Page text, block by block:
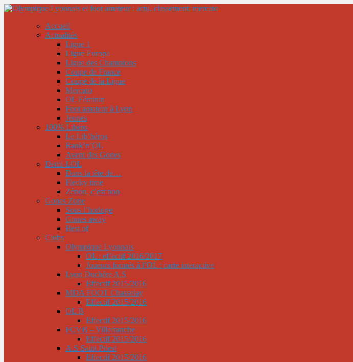
Accueil
Actualités
Ligue 1
Ligue Europa
Ligue des Champions
Coupe de France
Coupe de la Ligue
Mercato
OL Féminin
Foot amateur à Lyon
Jeunes
100% Libéro
Le Lib’héros
Rank’n’OL
Avent des Gones
Demi-LOL
Dans la tête de…
Flecky time
Zénon, c’est non
Gones Zone
Sous l’horloge
Gones away
Best of
Clubs
Olympique Lyonnais
OL : effectif 2016/2017
Joueurs formés à l’OL : carte interactive
Lyon Duchère A.S
Effectif 2015/2016
MDA FOOT Chasselay
Effectif 2015/2016
OL B
Effectif 2015/2016
FCVB – Villefranche
Effectif 2015/2016
A.S Saint Priest
Effectif 2015/2016